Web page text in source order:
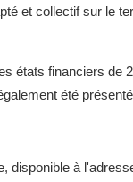
et collectif sur le
états financiers de
été
disponible à